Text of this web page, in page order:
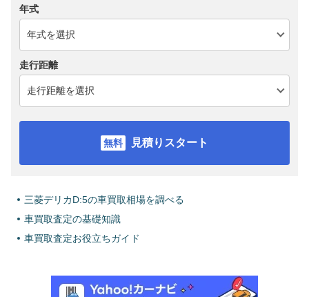
年式
走行距離
見積りスタート
三菱デリカD:5の車買取相場を調べる
車買取査定の基礎知識
車買取査定お役立ちガイド